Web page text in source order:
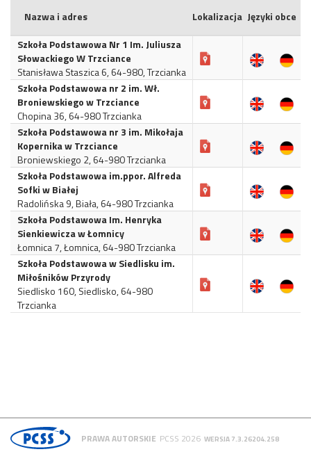
Nazwa i adres Lokalizacja Języki obce
Szkoła Podstawowa Nr 1 Im. Juliusza
Słowackiego W Trzciance
Stanisława Staszica 6, 64-980, Trzcianka
Szkoła Podstawowa nr 2 im. Wł.
Broniewskiego w Trzciance
Chopina 36, 64-980 Trzcianka
Szkoła Podstawowa nr 3 im. Mikołaja
Kopernika w Trzciance
Broniewskiego 2, 64-980 Trzcianka
Szkoła Podstawowa im.ppor. Alfreda
Sofki w Białej
Radolińska 9, Biała, 64-980 Trzcianka
Szkoła Podstawowa Im. Henryka
Sienkiewicza w Łomnicy
Łomnica 7, Łomnica, 64-980 Trzcianka
Szkoła Podstawowa w Siedlisku im.
Miłośników Przyrody
Siedlisko 160, Siedlisko, 64-980
Trzcianka
PRAWA AUTORSKIE PCSS 2026 WERSJA 7.3.26204.258